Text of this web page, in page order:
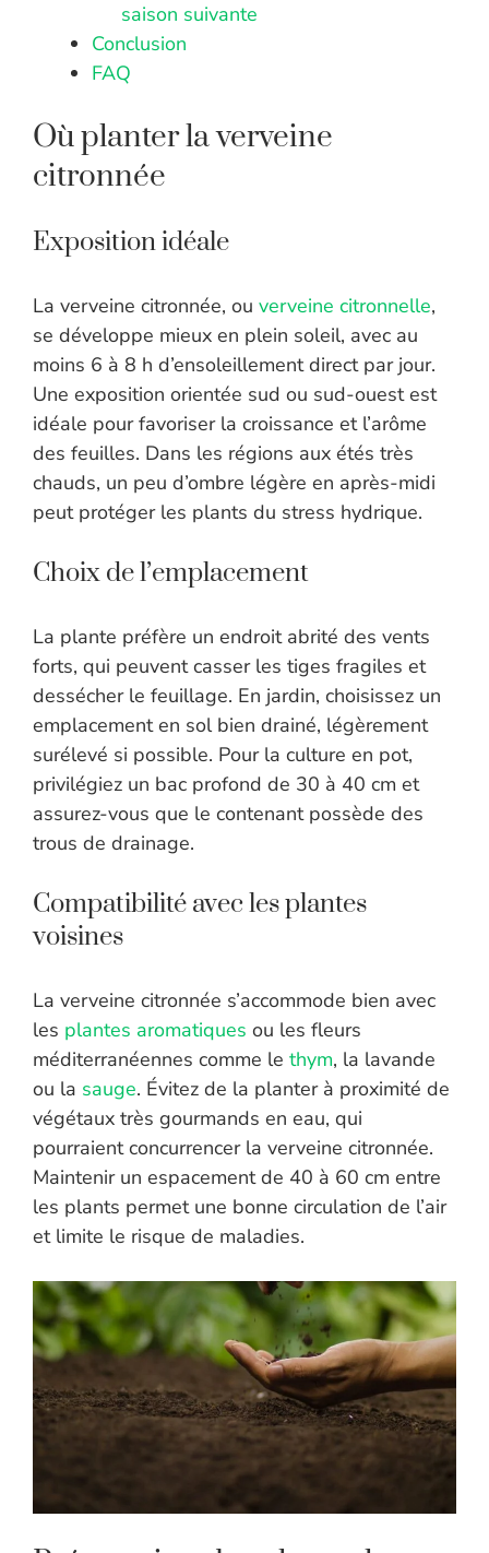
saison suivante
Conclusion
FAQ
Où planter la verveine
citronnée
Exposition idéale
La verveine citronnée, ou verveine citronnelle,
se développe mieux en plein soleil, avec au
moins 6 à 8 h d’ensoleillement direct par jour.
Une exposition orientée sud ou sud-ouest est
idéale pour favoriser la croissance et l’arôme
des feuilles. Dans les régions aux étés très
chauds, un peu d’ombre légère en après-midi
peut protéger les plants du stress hydrique.
Choix de l’emplacement
La plante préfère un endroit abrité des vents
forts, qui peuvent casser les tiges fragiles et
dessécher le feuillage. En jardin, choisissez un
emplacement en sol bien drainé, légèrement
surélevé si possible. Pour la culture en pot,
privilégiez un bac profond de 30 à 40 cm et
assurez-vous que le contenant possède des
trous de drainage.
Compatibilité avec les plantes
voisines
La verveine citronnée s’accommode bien avec
les plantes aromatiques ou les fleurs
méditerranéennes comme le thym, la lavande
ou la sauge. Évitez de la planter à proximité de
végétaux très gourmands en eau, qui
pourraient concurrencer la verveine citronnée.
Maintenir un espacement de 40 à 60 cm entre
les plants permet une bonne circulation de l’air
et limite le risque de maladies.